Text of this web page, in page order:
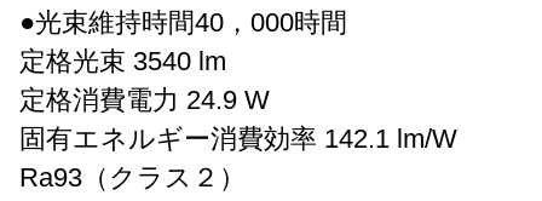
●光束維持時間40，000時間
定格光束 3540 lm
定格消費電力 24.9 W
固有エネルギー消費効率 142.1 lm/W
Ra93（クラス２）